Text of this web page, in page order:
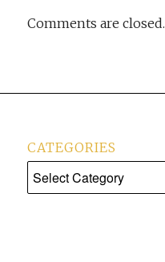
Comments are closed.
CATEGORIES
Categories